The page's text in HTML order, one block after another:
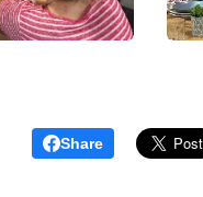
Share